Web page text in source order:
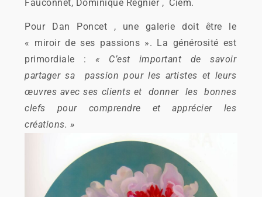
Fauconnet, Dominique Regnier , Ciem.
Pour Dan Poncet , une galerie doit être le
« miroir de ses passions ». La générosité est
primordiale : « C’est important de savoir
partager sa passion pour les artistes et leurs
œuvres avec ses clients et donner les bonnes
clefs pour comprendre et apprécier les
créations. »